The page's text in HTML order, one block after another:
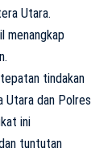
Utara.
menangkap
tindakan
Utara dan Polres
ini
tuntutan